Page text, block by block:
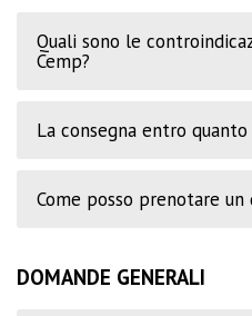
Quali sono le
Cemp?
La consegna entro
Come posso prenotare
DOMANDE GENERALI